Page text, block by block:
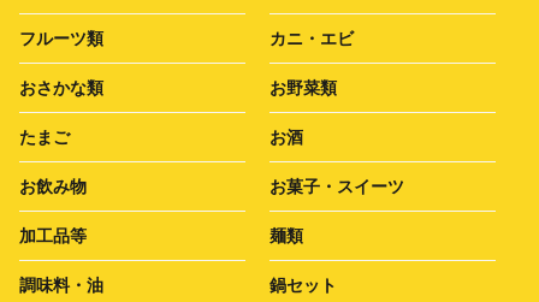
フルーツ類 カニ・エビ
おさかな類 お野菜類
たまご お酒
お飲み物 お菓子・スイーツ
加工品等 麺類
調味料・油 鍋セット